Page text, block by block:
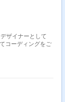
ザイナーとして
コーディングをご